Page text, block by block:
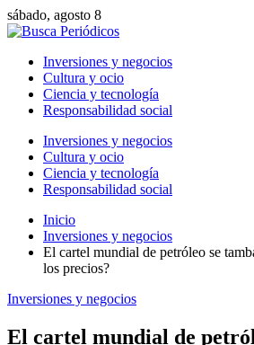
sábado, agosto 8
Inversiones y negocios
Cultura y ocio
Ciencia y tecnología
Responsabilidad social
Inversiones y negocios
Cultura y ocio
Ciencia y tecnología
Responsabilidad social
Inicio
Inversiones y negocios
El cartel mundial de petróleo se
los precios?
Inversiones y negocios
El cartel mundial de